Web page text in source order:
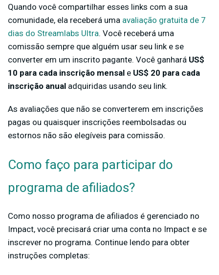
Quando você compartilhar esses links com a sua
comunidade, ela receberá uma avaliação gratuita de 7
dias do Streamlabs Ultra. Você receberá uma
comissão sempre que alguém usar seu link e se
converter em um inscrito pagante. Você ganhará US$
10 para cada inscrição mensal e US$ 20 para cada
inscrição anual adquiridas usando seu link.
As avaliações que não se converterem em inscrições
pagas ou quaisquer inscrições reembolsadas ou
estornos não são elegíveis para comissão.
Como faço para participar do
programa de afiliados?
Como nosso programa de afiliados é gerenciado no
Impact, você precisará criar uma conta no Impact e se
inscrever no programa. Continue lendo para obter
instruções completas: